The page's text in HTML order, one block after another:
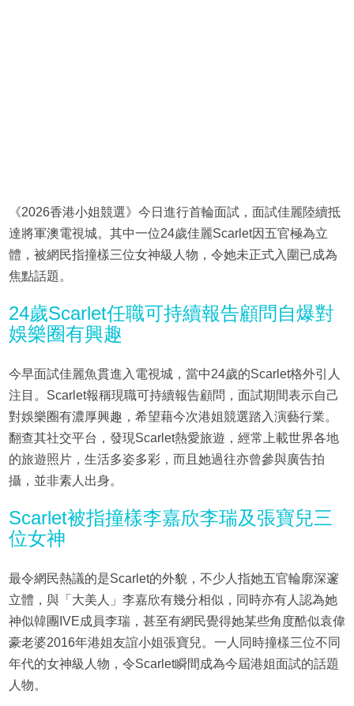
《2026香港小姐競選》今日進行首輪面試，面試佳麗陸續抵
達將軍澳電視城。其中一位24歲佳麗Scarlet因五官極為立
體，被網民指撞樣三位女神級人物，令她未正式入圍已成為
焦點話題。
24歲Scarlet任職可持續報告顧問自爆對
娛樂圈有興趣
今早面試佳麗魚貫進入電視城，當中24歲的Scarlet格外引人
注目。Scarlet報稱現職可持續報告顧問，面試期間表示自己
對娛樂圈有濃厚興趣，希望藉今次港姐競選踏入演藝行業。
翻查其社交平台，發現Scarlet熱愛旅遊，經常上載世界各地
的旅遊照片，生活多姿多彩，而且她過往亦曾參與廣告拍
攝，並非素人出身。
Scarlet被指撞樣李嘉欣李瑞及張寶兒三
位女神
最令網民熱議的是Scarlet的外貌，不少人指她五官輪廓深邃
立體，與「大美人」李嘉欣有幾分相似，同時亦有人認為她
神似韓團IVE成員李瑞，甚至有網民覺得她某些角度酷似袁偉
豪老婆2016年港姐友誼小姐張寶兒。一人同時撞樣三位不同
年代的女神級人物，令Scarlet瞬間成為今屆港姐面試的話題
人物。